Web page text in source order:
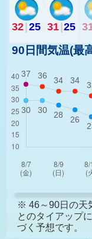
32|25 31|25
90日間気温(最
※ 46～90日の天
とのタイアップ
づく予想です。